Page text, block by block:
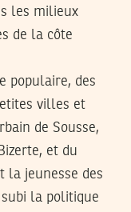
les milieux
de la côte
populaire, des
villes et
de Sousse,
et du
la jeunesse des
la politique